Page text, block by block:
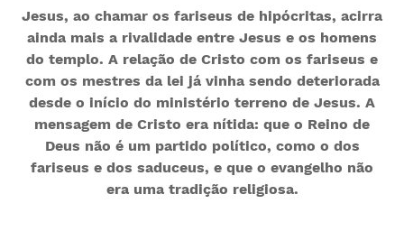
Jesus, ao chamar os fariseus de hipócritas, acirra
ainda mais a rivalidade entre Jesus e os homens
do templo. A relação de Cristo com os fariseus e
com os mestres da lei já vinha sendo deteriorada
desde o início do ministério terreno de Jesus. A
mensagem de Cristo era nítida: que o Reino de
Deus não é um partido político, como o dos
fariseus e dos saduceus, e que o evangelho não
era uma tradição religiosa.